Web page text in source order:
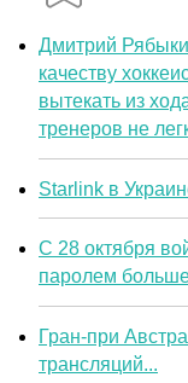
Дмитрий
качеству
вытекать из
тренеров не
Starlink в
С 28 октября
паролем
Гран-при
трансляций...